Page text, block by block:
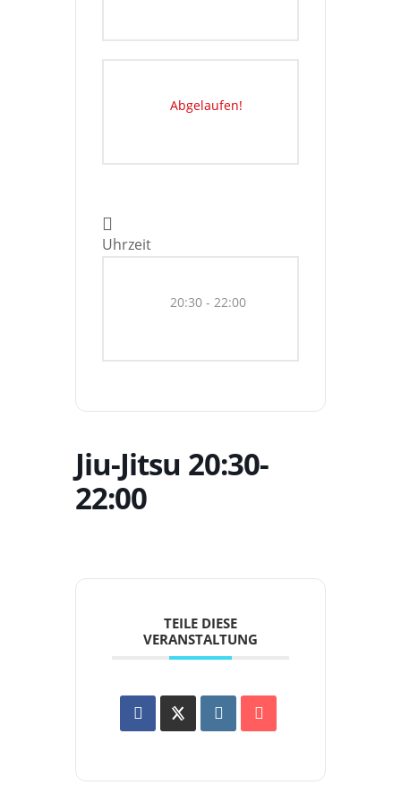
Abgelaufen!
Uhrzeit
20:30 - 22:00
Jiu-Jitsu 20:30-
22:00
TEILE DIESE
VERANSTALTUNG